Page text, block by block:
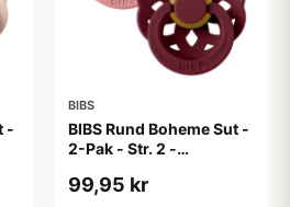
-
BIBS
BIBS Rund Boheme Sut -
2-Pak - Str. 2 -
Pink/Elderberry
99,95 kr